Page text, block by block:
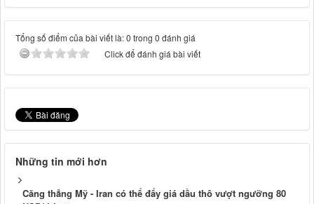
Tổng số điểm của bài viết là: 0 trong 0 đánh giá
Click để đánh giá bài viết
Những tin mới hơn
Căng thẳng Mỹ - Iran có thể đẩy giá dầu thô vượt ngưỡng 80